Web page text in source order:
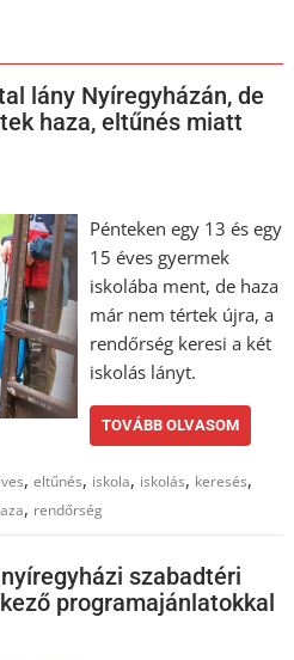
lány Nyíregyházán, de
haza, eltűnés miatt
Pénteken egy 13 és egy
15 éves gyermek
iskolába ment, de haza
már nem tértek újra, a
rendőrség keresi a két
iskolás lányt.
TOVÁBB OLVASOM
,eltűnés, iskola, iskolás, keresés,
, rendőrség
szabadtéri
programajánlatokkal